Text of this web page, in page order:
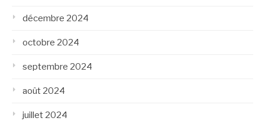
décembre 2024
octobre 2024
septembre 2024
août 2024
juillet 2024